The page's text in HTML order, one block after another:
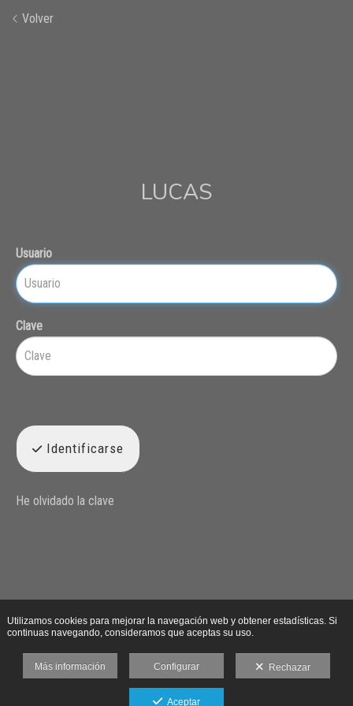
Volver
LUCAS
Usuario
Clave
Identificarse
He olvidado la clave
Utilizamos cookies para mejorar la navegación web y obtener estadísticas. Si
continuas navegando, consideramos que aceptas su uso.
Más información Configurar Rechazar
Aceptar